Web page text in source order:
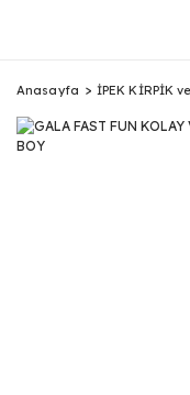
Anasayfa İPEK KİRPİK